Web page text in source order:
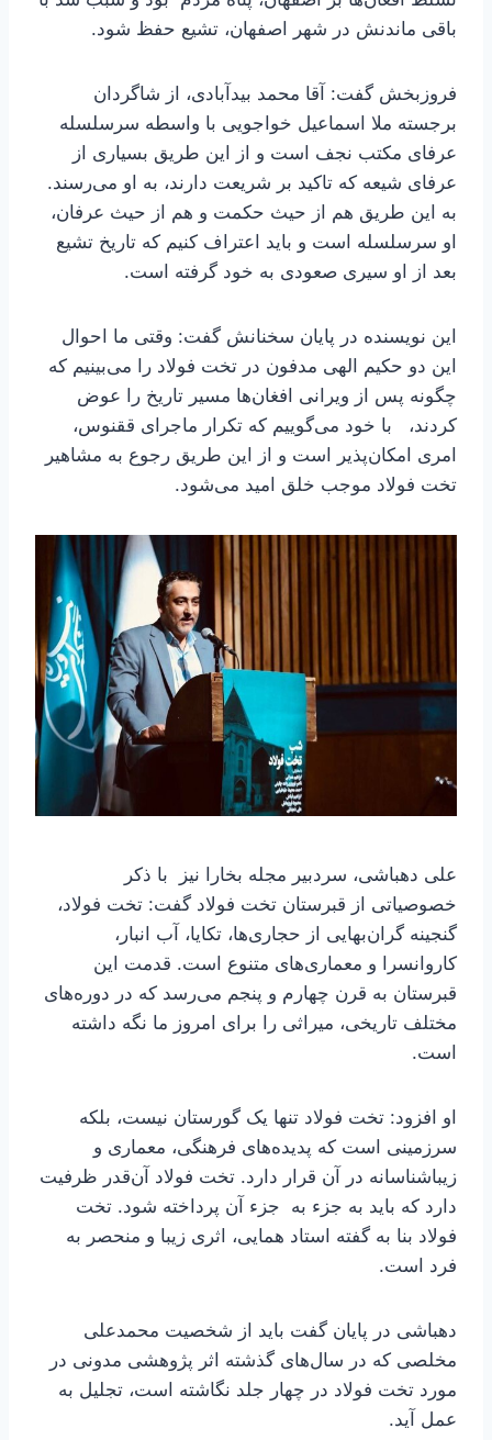
باقی ماندنش در شهر اصفهان، تشیع حفظ شود.
فروزبخش گفت: آقا محمد بیدآبادی، از شاگردان
برجسته ملا اسماعیل خواجویی با واسطه سرسلسله
عرفای مکتب نجف است و از این طریق بسیاری از
عرفای شیعه که تاکید بر شریعت دارند، به او می‌رسند.
به این طریق هم از حیث حکمت و هم از حیث عرفان،
او سرسلسله است و باید اعتراف کنیم که تاریخ تشیع
بعد از او سیری صعودی به خود گرفته است.
این نویسنده در پایان سخنانش گفت: وقتی ما احوال
این دو حکیم الهی مدفون در تخت فولاد را می‌بینیم که
چگونه پس از ویرانی افغان‌ها مسیر تاریخ را عوض
کردند، با خود می‌گوییم که تکرار ماجرای ققنوس،
امری امکان‌پذیر است و از این طریق رجوع به مشاهیر
تخت فولاد موجب خلق امید می‌شود.
علی دهباشی، سردبیر مجله بخارا نیز با ذکر
خصوصیاتی از قبرستان تخت فولاد گفت: تخت فولاد،
گنجینه گران‌بهایی از حجاری‌ها، تکایا، آب انبار،
کاروانسرا و معماری‌های متنوع است. قدمت این
قبرستان به قرن چهارم و پنجم می‌رسد که در دوره‌های
مختلف تاریخی، میراثی را برای امروز ما نگه داشته
است.
او افزود: تخت فولاد تنها یک گورستان نیست، بلکه
سرزمینی است که پدیده‌های فرهنگی، معماری و
زیباشناسانه در آن قرار دارد. تخت فولاد آن‌قدر ظرفیت
دارد که باید به جزء به جزء آن پرداخته شود. تخت
فولاد بنا به گفته استاد همایی، اثری زیبا و منحصر به
فرد است.
دهباشی در پایان گفت باید از شخصیت محمدعلی
مخلصی که در سال‌های گذشته اثر پژوهشی مدونی در
مورد تخت فولاد در چهار جلد نگاشته است، تجلیل به
عمل آید.